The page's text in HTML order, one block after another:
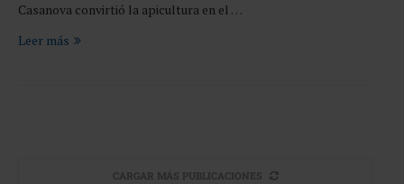
Casanova convirtió la apicultura en el …
Leer más
CARGAR MÁS PUBLICACIONES